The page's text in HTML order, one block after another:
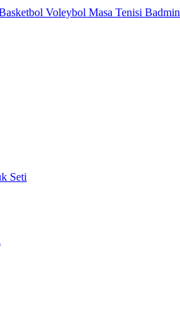
Voleybol Masa Tenisi
Seti